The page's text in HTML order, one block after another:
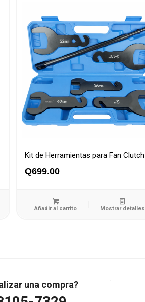
Kit de Herramientas para Fan Clutch
Q699.00
Añadir al carrito Mostrar detalles
una compra?